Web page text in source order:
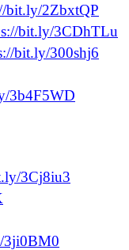
bit.ly/2ZbxtQP
bit.ly/3CDhTLu
bit.ly/300shj6
3b4F5WD
3Cj8iu3
3ji0BM0